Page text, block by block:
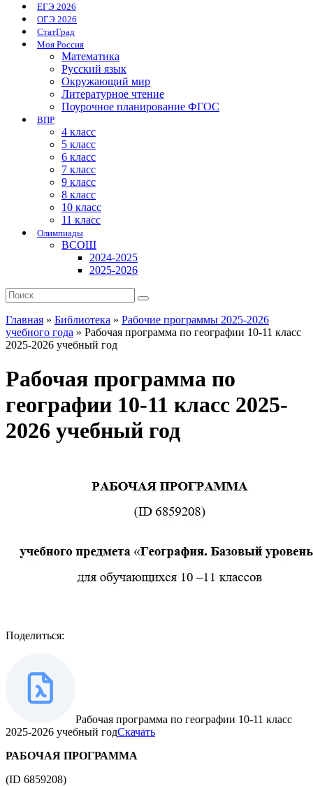
ЕГЭ 2026
ОГЭ 2026
СтатГрад
Моя Россия
Математика
Русский язык
Окружающий мир
Литературное чтение
Поурочное планирование ФГОС
ВПР
4 класс
5 класс
6 класс
7 класс
9 класс
8 класс
10 класс
11 класс
Олимпиады
ВСОШ
2024-2025
2025-2026
Главная » Библиотека » Рабочие программы 2025-2026
учебного года » Рабочая программа по географии 10-11 класс
2025-2026 учебный год
Рабочая программа по
географии 10-11 класс 2025-
2026 учебный год
Поделиться:
Рабочая программа по географии 10-11 класс
2025-2026 учебный годСкачать
РАБОЧАЯ ПРОГРАММА
(ID 6859208)